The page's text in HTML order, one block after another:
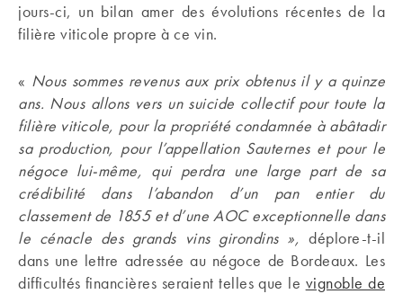
jours-ci, un bilan amer des évolutions récentes de la
filière viticole propre à ce vin.
« Nous sommes revenus aux prix obtenus il y a quinze
ans. Nous allons vers un suicide collectif pour toute la
filière viticole, pour la propriété condamnée à abâtadir
sa production, pour l’appellation Sauternes et pour le
négoce lui-même, qui perdra une large part de sa
crédibilité dans l’abandon d’un pan entier du
classement de 1855 et d’une AOC exceptionnelle dans
le cénacle des grands vins girondins », déplore-t-il
dans une lettre adressée au négoce de Bordeaux. Les
difficultés financières seraient telles que le vignoble de